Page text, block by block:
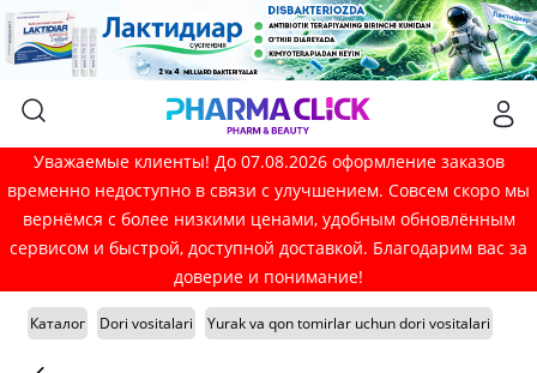
Уважаемые клиенты! До 07.08.2026 оформление заказов
временно недоступно в связи с улучшением. Совсем скоро мы
вернёмся с более низкими ценами, удобным обновлённым
сервисом и быстрой, доступной доставкой. Благодарим вас за
доверие и понимание!
Каталог Dori vositalari Yurak va qon tomirlar uchun dori vositalari